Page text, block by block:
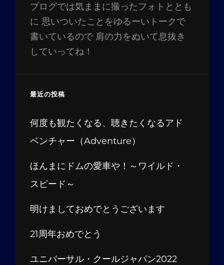
ブログでは気ままに撮ったフォトととも
に 思いついたことをゆるーいトークで
書いているので 肩の力をぬいて息抜き
していってね！
最近の投稿
何度も観たくなる、聴きたくなるアド
ベンチャー（Adventure）
ほんまにドムの愛車や！～ワイルド・
スピード～
明けましておめでとうございます
21周年おめでとう
ユニバーサル・クールジャパン2022